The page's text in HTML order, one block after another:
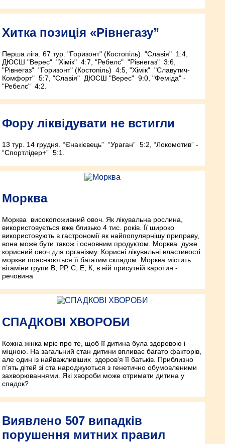
Хитка позиція «Рівнегазу”
Перша ліга. 6­7 тур. "Горизонт" (Костопіль) ­ "Славія" ­ 1:4,
ДЮСШ "Верес" ­ "Хімік" ­ 4:7, "Ребелс" ­ "Рівнегаз" ­ 3:6,
"Рівнегаз" ­ "Горизонт" (Костопіль) ­ 4:5, "Хімік" ­ "Славутич­
Комфорт" ­ 5:7, "Славія" ­ ДЮСШ "Верес" ­ 9:0, "Феміда" ­
"Ребелс" ­ 4:2.
Фору ліквідувати не встигли
13 тур. 14 грудня. “Єнакієвець” ­ “Ураган” ­ 5:2, “Локомотив” ­
“Спортлідер+” ­ 5:1.
Морква
Морква ­ високопоживний овоч. Як лікувальна рослина,
використовується вже близько 4 тис. років. Її широко
використовують в гастрономії як найпопулярнішу приправу,
вона може бути також і основним продуктом. Морква ­ дуже
корисний овоч для організму. Корисні лікувальні властивості
моркви пояснюються її багатим складом. Морква містить
вітаміни групи В, РР, С, Е, К, в ній присутній каротин ­
речовина
СПАДКОВІ ХВОРОБИ
Кожна жінка мріє про те, щоб її дитина була здоровою і
міцною. На загальний стан дитини впливає багато факторів,
але один із найважливіших ­ здоров’я її батьків. Приблизно
п’ять дітей зі ста народжуються з генетично обумовленими
захворюваннями. Які хвороби може отримати дитина у
спадок?
Виявлено 507 випадків
порушення митних правил